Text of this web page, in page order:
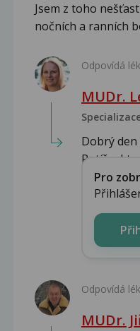
Jsem z toho
nočních a ranních
Odpovídá
MUDr.
Dobrý den
Potíže,
Pro
Odpovídá
MUDr.